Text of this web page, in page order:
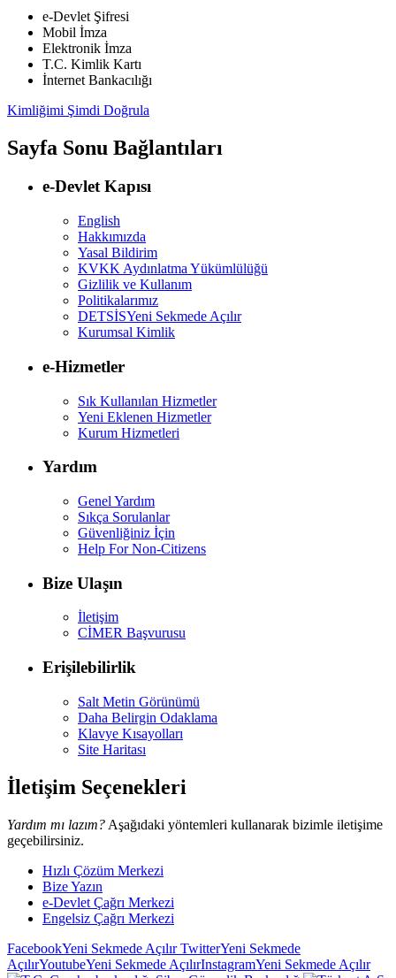
e-Devlet Şifresi
Mobil İmza
Elektronik İmza
T.C. Kimlik Kartı
İnternet Bankacılığı
Kimliğimi Şimdi Doğrula
Sayfa Sonu Bağlantıları
e-Devlet Kapısı
English
Hakkımızda
Yasal Bildirim
KVKK Aydınlatma Yükümlülüğü
Gizlilik ve Kullanım
Politikalarımız
DETSİSYeni Sekmede Açılır
Kurumsal Kimlik
e-Hizmetler
Sık Kullanılan Hizmetler
Yeni Eklenen Hizmetler
Kurum Hizmetleri
Yardım
Genel Yardım
Sıkça Sorulanlar
Güvenliğiniz İçin
Help For Non-Citizens
Bize Ulaşın
İletişim
CİMER Başvurusu
Erişilebilirlik
Salt Metin Görünümü
Daha Belirgin Odaklama
Klavye Kısayolları
Site Haritası
İletişim Seçenekleri
Yardım mı lazım? Aşağıdaki yöntemleri kullanarak bizimle iletişime
geçebilirsiniz.
Hızlı Çözüm Merkezi
Bize Yazın
e-Devlet Çağrı Merkezi
Engelsiz Çağrı Merkezi
FacebookYeni Sekmede AçılırTwitterYeni Sekmede
AçılırYoutubeYeni Sekmede AçılırInstagramYeni Sekmede Açılır